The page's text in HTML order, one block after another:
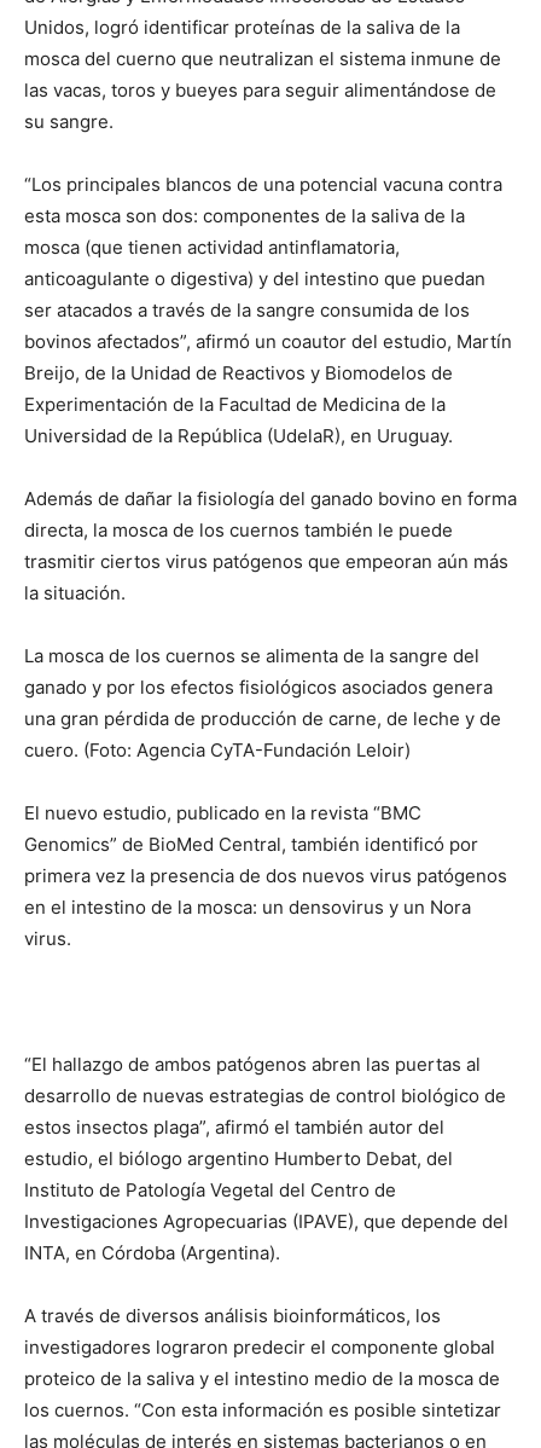
Unidos, logró identificar proteínas de la saliva de la
mosca del cuerno que neutralizan el sistema inmune de
las vacas, toros y bueyes para seguir alimentándose de
su sangre.
“Los principales blancos de una potencial vacuna contra
esta mosca son dos: componentes de la saliva de la
mosca (que tienen actividad antinflamatoria,
anticoagulante o digestiva) y del intestino que puedan
ser atacados a través de la sangre consumida de los
bovinos afectados”, afirmó un coautor del estudio, Martín
Breijo, de la Unidad de Reactivos y Biomodelos de
Experimentación de la Facultad de Medicina de la
Universidad de la República (UdelaR), en Uruguay.
Además de dañar la fisiología del ganado bovino en forma
directa, la mosca de los cuernos también le puede
trasmitir ciertos virus patógenos que empeoran aún más
la situación.
La mosca de los cuernos se alimenta de la sangre del
ganado y por los efectos fisiológicos asociados genera
una gran pérdida de producción de carne, de leche y de
cuero. (Foto: Agencia CyTA-Fundación Leloir)
El nuevo estudio, publicado en la revista “BMC
Genomics” de BioMed Central, también identificó por
primera vez la presencia de dos nuevos virus patógenos
en el intestino de la mosca: un densovirus y un Nora
virus.
“El hallazgo de ambos patógenos abren las puertas al
desarrollo de nuevas estrategias de control biológico de
estos insectos plaga”, afirmó el también autor del
estudio, el biólogo argentino Humberto Debat, del
Instituto de Patología Vegetal del Centro de
Investigaciones Agropecuarias (IPAVE), que depende del
INTA, en Córdoba (Argentina).
A través de diversos análisis bioinformáticos, los
investigadores lograron predecir el componente global
proteico de la saliva y el intestino medio de la mosca de
los cuernos. “Con esta información es posible sintetizar
las moléculas de interés en sistemas bacterianos o en